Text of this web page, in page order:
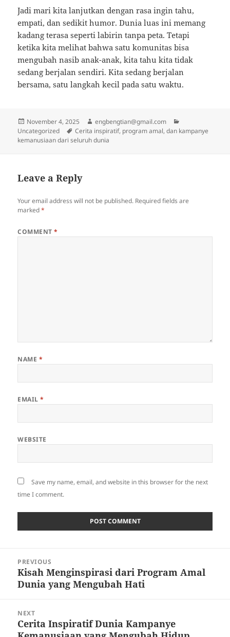
Jadi mari kita lanjutkan dengan rasa ingin tahu,
empati, dan sedikit humor. Dunia luas ini memang
kadang terasa seperti labirin tanpa peta. Tetapi
ketika kita melihat bahwa satu komunitas bisa
mengubah nasib anak-anak, kita tahu kita tidak
sedang berjalan sendiri. Kita sedang berjalan
bersama, satu langkah kecil pada satu waktu.
Posted
on
November 4, 2025 Author
engbengtian@gmail.com
Uncategorized
Tags
Cerita inspiratif, program amal, dan kampanye
kemanusiaan dari seluruh dunia
Leave a Reply
Your email address will not be published. Required fields are
marked*
COMMENT*
NAME *
EMAIL*
WEBSITE
Save my name, email, and website in this browser for the next
time I comment.
navigation
PREVIOUS
Previous
post:
Kisah Menginspirasi dari Program Amal
Dunia yang Mengubah Hati
NEXT
Next
Cerita Inspiratif Dunia Kampanye